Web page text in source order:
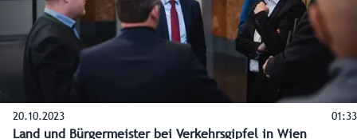
20.10.2023 01:33
Land und Bürgermeister bei Verkehrsgipfel in Wien